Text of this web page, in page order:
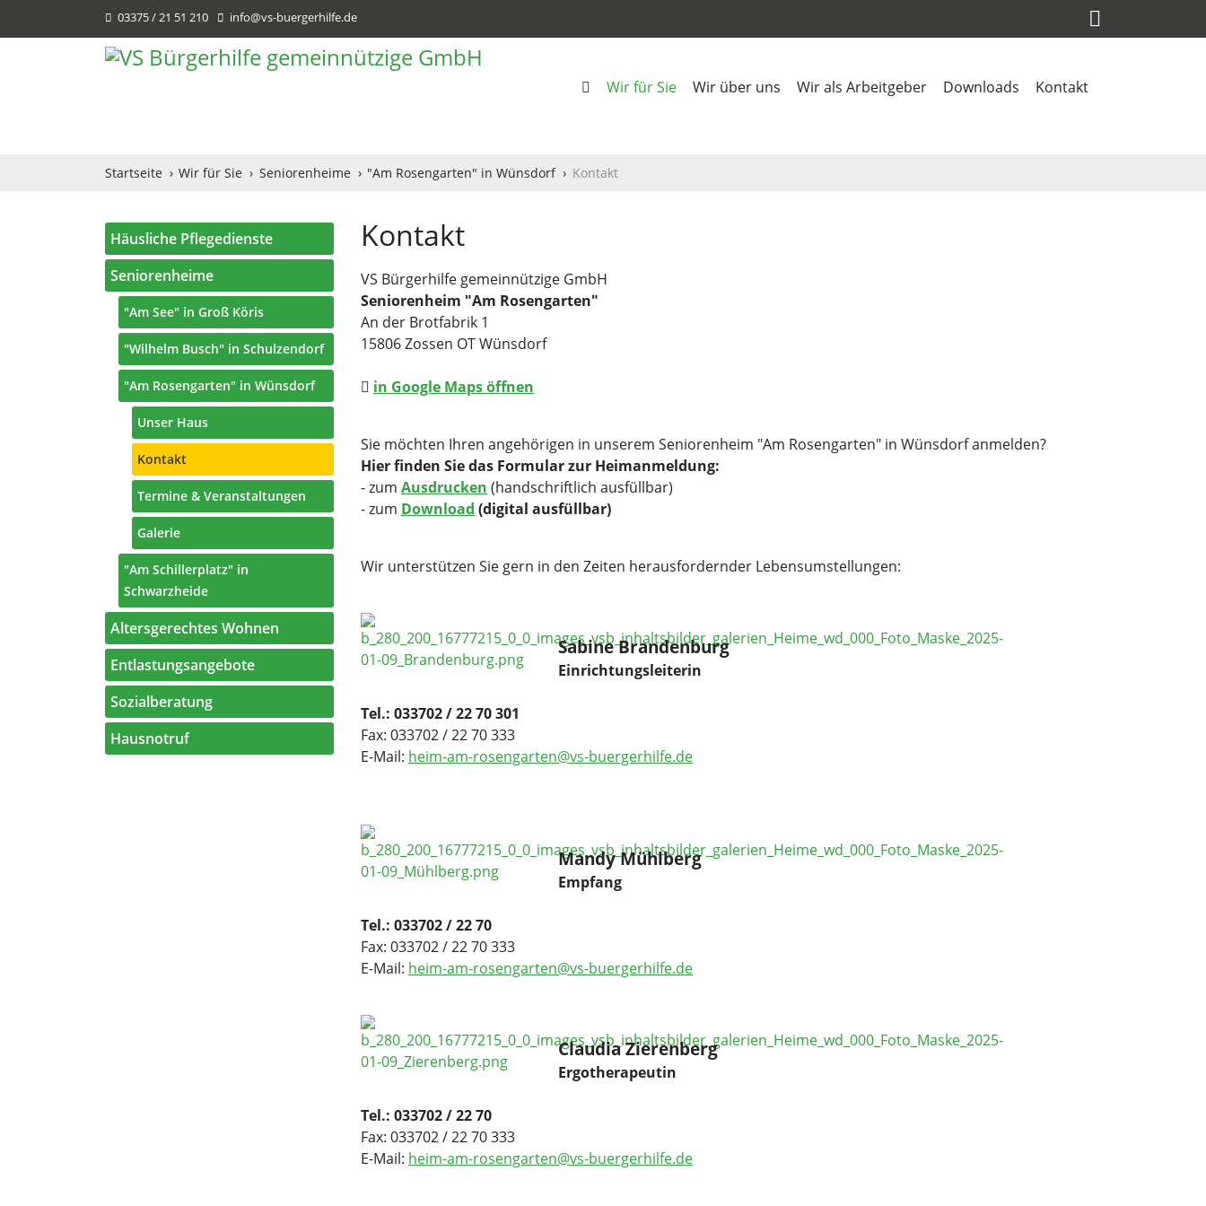
03375 / 21 51 210 info@vs-buergerhilfe.de
Wir für Sie Wir über uns Wir als Arbeitgeber Downloads Kontakt
Startseite Wir für Sie Seniorenheime "Am Rosengarten" in Wünsdorf Kontakt
Häusliche Pflegedienste
Seniorenheime
"Am See" in Groß Köris
"Wilhelm Busch" in Schulzendorf
"Am Rosengarten" in Wünsdorf
Unser Haus
Kontakt
Termine & Veranstaltungen
Galerie
"Am Schillerplatz" in
Schwarzheide
Altersgerechtes Wohnen
Entlastungsangebote
Sozialberatung
Hausnotruf
Kontakt
VS Bürgerhilfe gemeinnützige GmbH
Seniorenheim "Am Rosengarten"
An der Brotfabrik 1
15806 Zossen OT Wünsdorf
in Google Maps öffnen
Sie möchten Ihren angehörigen in unserem Seniorenheim "Am Rosengarten" in Wünsdorf anmelden?
Hier finden Sie das Formular zur Heimanmeldung:
- zum Ausdrucken (handschriftlich ausfüllbar)
- zum Download (digital ausfüllbar)
Wir unterstützen Sie gern in den Zeiten herausfordernder Lebensumstellungen:
Sabine Brandenburg
Einrichtungsleiterin
Tel.: 033702 / 22 70 301
Fax: 033702 / 22 70 333
E-Mail: heim-am-rosengarten@vs-buergerhilfe.de
Mandy Mühlberg
Empfang
Tel.: 033702 / 22 70
Fax: 033702 / 22 70 333
E-Mail: heim-am-rosengarten@vs-buergerhilfe.de
Claudia Zierenberg
Ergotherapeutin
Tel.: 033702 / 22 70
Fax: 033702 / 22 70 333
E-Mail: heim-am-rosengarten@vs-buergerhilfe.de